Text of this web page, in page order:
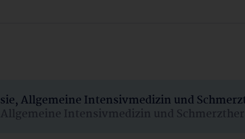
Allgemeine Intensivmedizin und
Intensivmedizin und